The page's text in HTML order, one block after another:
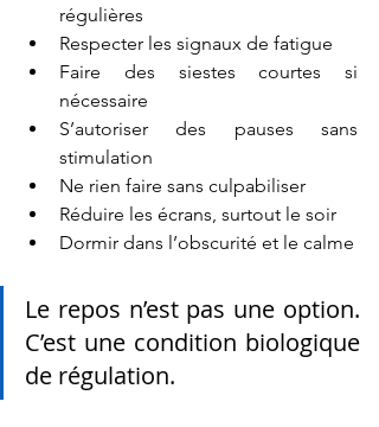
régulières
Respecter les signaux de fatigue
Faire des siestes courtes si
nécessaire
S’autoriser des pauses sans
stimulation
Ne rien faire sans culpabiliser
Réduire les écrans, surtout le soir
Dormir dans l’obscurité et le calme
Le repos n’est pas une option.
C’est une condition biologique
de régulation.